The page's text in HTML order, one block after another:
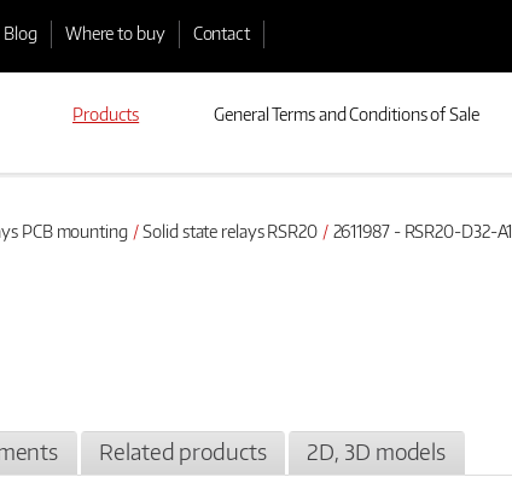
Blog Where to buy Contact
Products General Terms and Conditions of Sale
PCB mounting Solid state relays RSR20 2611987 - RSR20-D32-
Related products 2D, 3D models